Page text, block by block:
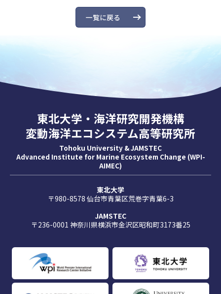
一覧に戻る
東北大学・海洋研究開発機構
変動海洋エコシステム高等研究所
Tohoku University & JAMSTEC
Advanced Institute for Marine Ecosystem Change (WPI-
AIMEC)
東北大学
〒980-8578 仙台市青葉区荒巻字青葉6-3
JAMSTEC
〒236-0001 神奈川県横浜市金沢区昭和町3173番25